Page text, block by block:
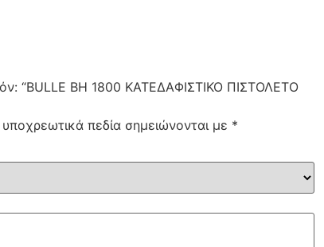
“BULLE BH 1800 ΚΑΤΕΔΑΦΙΣΤΙΚΟ ΠΙΣΤΟΛΕΤΟ
πεδία σημειώνονται με *